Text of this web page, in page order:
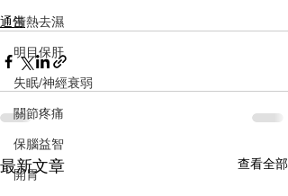
清熱去濕
明目保肝
失眠/神經衰弱
關節疼痛
保腦益智
開胃
通告
最新文章 查看全部